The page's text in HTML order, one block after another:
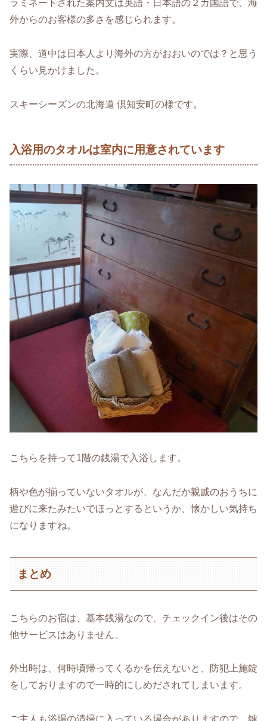
ラミネートされた案内文は英語・日本語の２カ国語で、海
外からのお客様の多さを感じられます。
実際、道中は日本人より海外の方がおおいのでは？と思う
くらい見かけました。
スキーシーズンの北海道 倶知安町の様です。
入浴用のタオルは室内に用意されています
こちらを持って1階の銭湯で入浴します。
柄や色が揃っていないタオルが、なんだか親戚のおうちに
遊びに来たみたいでほっとするというか、懐かしい気持ち
になりますね。
まとめ
こちらのお宿は、基本銭湯なので、チェックイン後はその
他サービスはありません。
外出時は、何時頃帰ってくるかを伝えないと、防犯上施錠
をしておりますので一時的にしめだされてしまいます。